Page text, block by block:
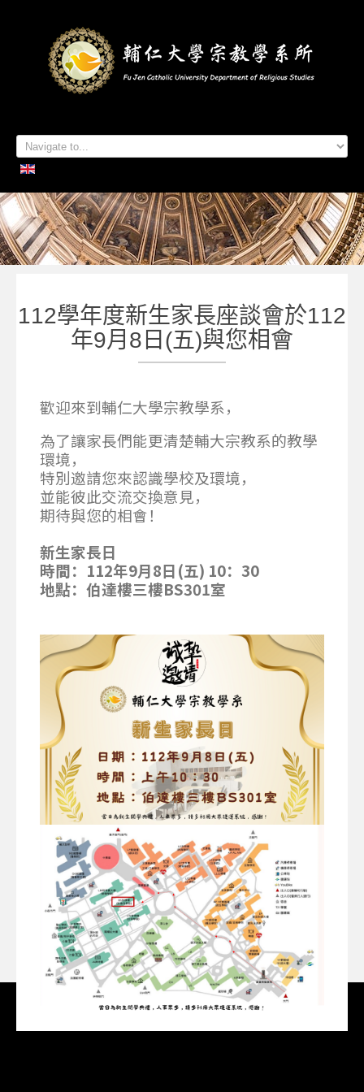
首頁
系所簡介
本系成員
學生專區
招生資訊
各項活動
研究及出版
系所友專區
聯絡我們
112學年度新生家長座談會於112
年9月8日(五)與您相會
歡迎來到輔仁大學宗教學系，
為了讓家長們能更清楚輔大宗教系的教學
環境，
特別邀請您來認識學校及環境，
並能彼此交流交換意見，
期待與您的相會！
新生家長日
時間：112年9月8日(五) 10：30
地點：伯達樓三樓BS301室